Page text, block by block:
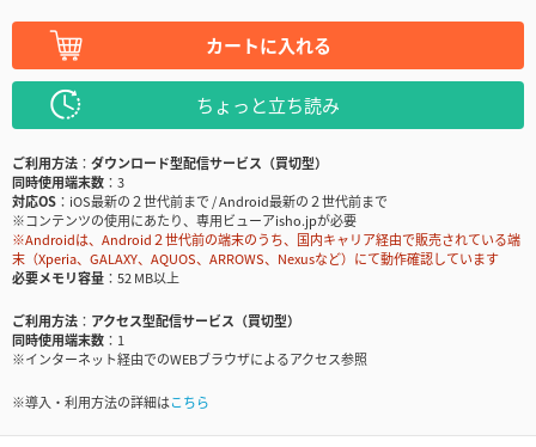
カートに入れる
ちょっと立ち読み
ご利用方法
ダウンロード型配信サービス（買切型）
同時使用端末数
3
対応OS
iOS最新の２世代前まで / Android最新の２世代前まで
※コンテンツの使用にあたり、専用ビューアisho.jpが必要
※Androidは、Android２世代前の端末のうち、国内キャリア経由で販売されている端
末（Xperia、GALAXY、AQUOS、ARROWS、Nexusなど）にて動作確認しています
必要メモリ容量
52 MB以上
ご利用方法
アクセス型配信サービス（買切型）
同時使用端末数
1
※インターネット経由でのWEBブラウザによるアクセス参照
※導入・利用方法の詳細はこちら